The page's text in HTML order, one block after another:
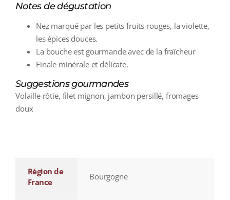
Notes de dégustation
Nez marqué par les petits fruits rouges, la violette,
les épices douces.
La bouche est gourmande avec de la fraîcheur
Finale minérale et délicate.
Suggestions gourmandes
Volaille rôtie, filet mignon, jambon persillé, fromages
doux
Région de
France
Bourgogne